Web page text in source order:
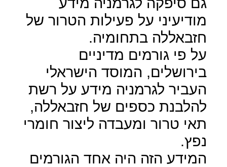
מודיעיני על פעילות הטרור של
חזבאללה בתחומיה.
על פי גורמים מדיניים
בירושלים, המוסד הישראלי
העביר לגרמניה מידע על רשת
להלבנת כספים של חזבאללה,
תאי טרור ומעבדה ליצור חומרי
נפץ.
המידע הזה היה אחד הגורמים